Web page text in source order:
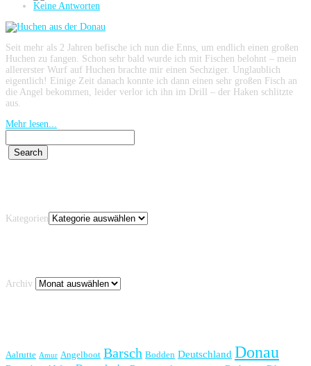
Keine Antworten
Seit mehr als 2 Jahren befische ich nun die Enns, um endlich einen großen
Huchen zu fangen. Schon sehr bald wurde ich mit Fischen belohnt – mein
allererster Wurf auf Huchen brachte mir einen Sechziger. Unglaublich
eigentlich! Einige Zeit danach konnte ich dann einen sehr großen Fisch an
die Angel bekommen, leider verlor ich ihn im Drill – der Haken schlitzte
aus.
Mehr lesen...
Kategorien
Archiv
Aalrutte Amur Angelboot Barsch Bodden Deutschland Donau